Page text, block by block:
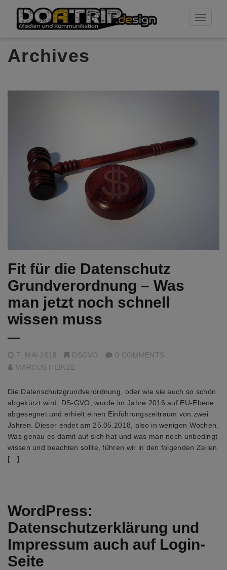
Toggle
Archives
Fit für die Datenschutz
Grundverordnung – Was
man jetzt noch schnell
wissen muss
7. MAI 2018 DSGVO
0 COMMENTS
MARCUS HEINZE
Die Datenschutzgrundverordnung, oder wie sie auch so schön
abgekürzt wird, DS-GVO, wurde im Jahre 2016 auf EU-Ebene
abgesegnet und erhielt einen Einführungszeitraum von zwei
Jahren. Dieser endet am 25.05.2018, also in wenigen Wochen.
Was genau es damit auf sich hat und was man noch unbedingt
wissen und beachten sollte, führen wir in den folgenden Zeilen
[…]
WordPress:
Datenschutzerklärung und
Impressum auch auf Login-
Seite